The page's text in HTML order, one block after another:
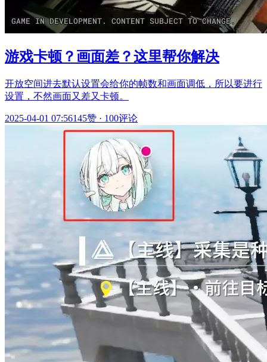
游戏卡顿？画面差？这里帮你解决
开放空间进去默认设置会给你的帧数和画面调低，所以要进行
设置，不然画面又差又卡顿。
2025-04-01 07:56145赞 · 100评论